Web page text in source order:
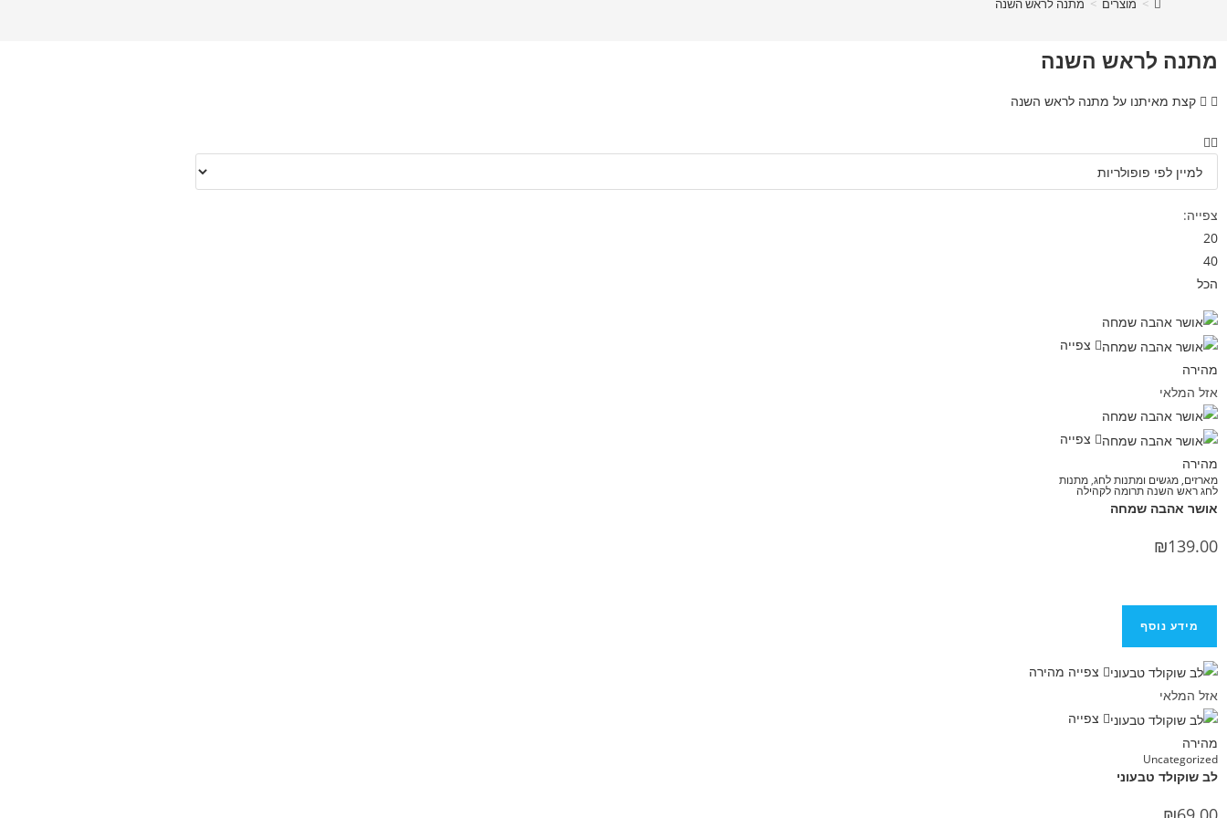
> מוצרים > מתנה לראש השנה
מתנה לראש השנה
קצת מאיתנו על מתנה לראש השנה
צפייה:
20
40
הכל
צפייה
מהירה
אזל המלאי
צפייה
מהירה
מארזים, מגשים ומתנות לחג, מתנות
לחג ראש השנה תרומה לקהילה
אושר אהבה שמחה
₪139.00
מידע נוסף
צפייה מהירה
אזל המלאי
צפייה
מהירה
Uncategorized
לב שוקולד טבעוני